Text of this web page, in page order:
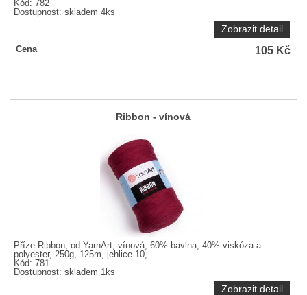
Kód: 782
Dostupnost:skladem 4ks
Zobrazit detail
Cena 105 Kč
Ribbon - vínová
Příze Ribbon, od YarnArt, vínová, 60% bavlna, 40% viskóza a
polyester, 250g, 125m, jehlice 10, ...
Kód: 781
Dostupnost:skladem 1ks
Zobrazit detail